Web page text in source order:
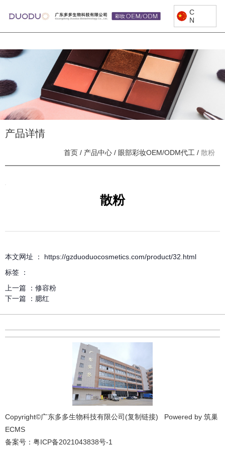
C
N
产品详情
首页 / 产品中心 / 眼部彩妆OEM/ODM代工 / 散粉
散粉
本文网址 ： https://gzduoduocosmetics.com/product/32.html
标签 ：
上一篇 ： 修容粉
下一篇 ： 腮红
Copyright©广东多多生物科技有限公司(复制链接) Powered by 筑巢
ECMS
备案号： 粤ICP备2021043838号-1